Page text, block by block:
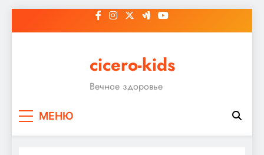
к
cicero-kids
Вечное здоровье
МЕНЮ